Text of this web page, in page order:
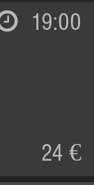
19:00
24 €